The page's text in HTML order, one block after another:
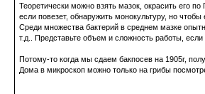
Теоретически можно взять мазок, окрасить его
если повезет, обнаружить монокультуру, но
Среди множества бактерий в среднем мазке
т.д.. Представьте объем и сложность работы,
Потому-то когда мы сдаем бакпосев на 1905г,
Дома в микроскоп можно только на грибы